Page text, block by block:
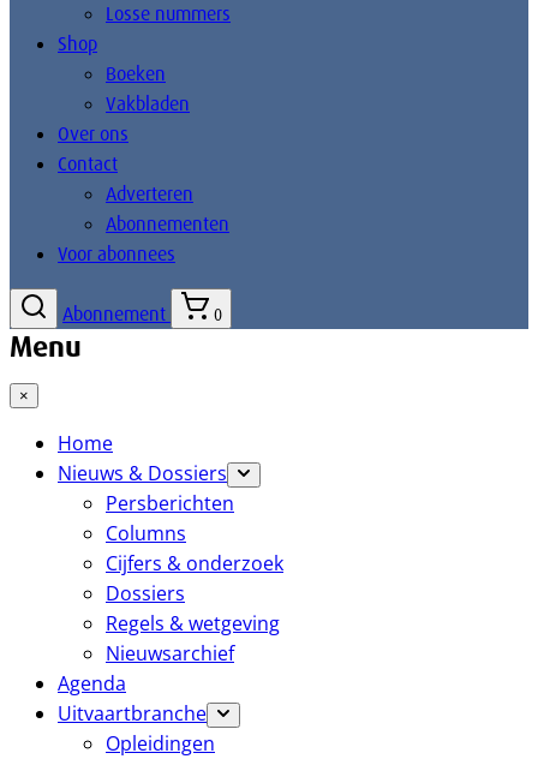
Losse nummers
Shop
Boeken
Vakbladen
Over ons
Contact
Adverteren
Abonnementen
Voor abonnees
Abonnement 0
Menu
×
Home
Nieuws & Dossiers
Persberichten
Columns
Cijfers & onderzoek
Dossiers
Regels & wetgeving
Nieuwsarchief
Agenda
Uitvaartbranche
Opleidingen